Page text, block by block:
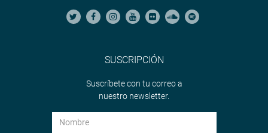
SUSCRIPCIÓN
Suscríbete con tu correo a
nuestro newsletter.